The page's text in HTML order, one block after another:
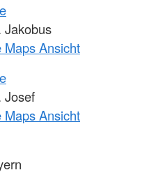
Jakobus
Maps Ansicht
Josef
Maps Ansicht